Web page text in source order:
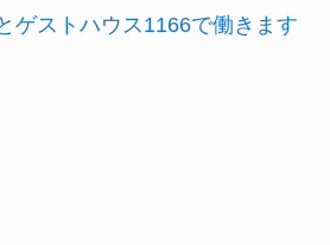
ゲストハウス1166で働きます